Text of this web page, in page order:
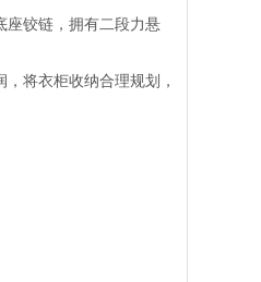
座铰链，拥有二段力悬
将衣柜收纳合理规划，